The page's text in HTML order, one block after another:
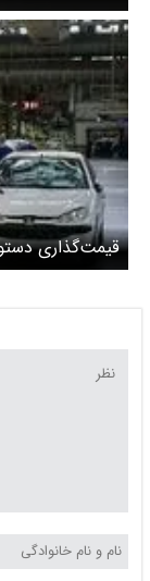
روایت نمی‌کنند
قیمت‌گذاری